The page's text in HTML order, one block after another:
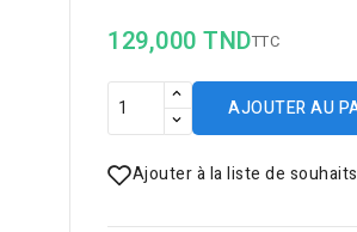
129,000 TNDTTC
AJOUTER AU
Ajouter à la liste de souhaits